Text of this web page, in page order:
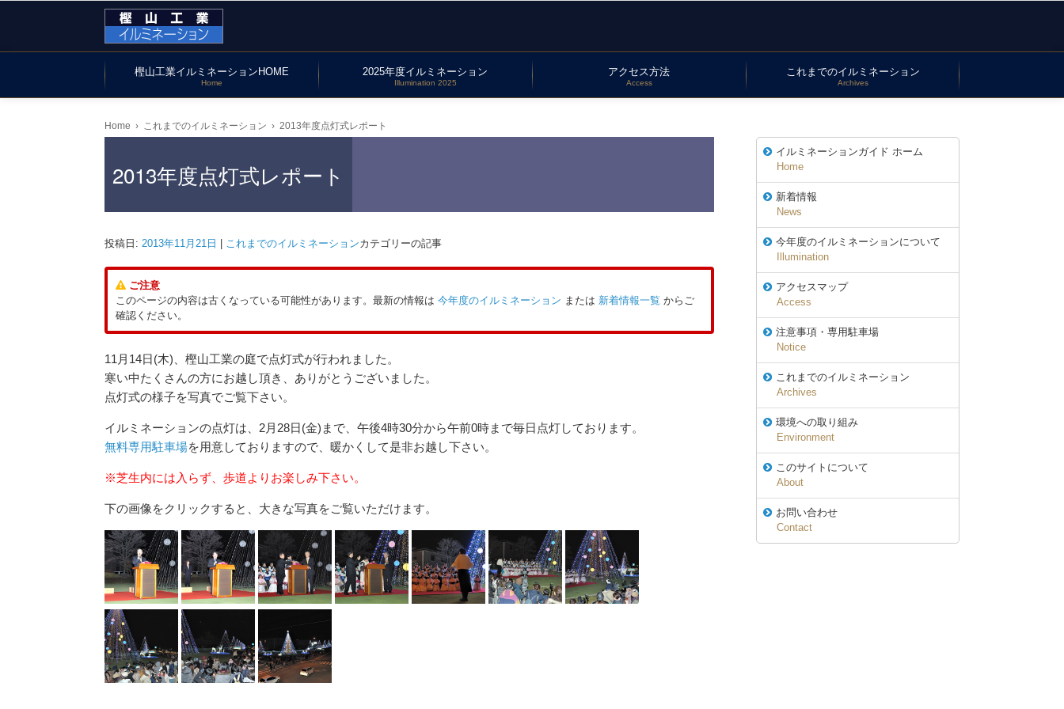
樫山工業イルミネーションHOME
Home
2025年度イルミネーション
Illumination 2025
アクセス方法
Access
これまでのイルミネーション
Archives
Home › これまでのイルミネーション › 2013年度点灯式レポート
2013年度点灯式レポート
投稿日: 2013年11月21日 これまでのイルミネーションカテゴリーの記事
ご注意
このページの内容は古くなっている可能性があります。最新の情報は 今年度のイルミネーション または 新着情報一覧 からご
確認ください。
11月14日(木)、樫山工業の庭で点灯式が行われました。
寒い中たくさんの方にお越し頂き、ありがとうございました。
点灯式の様子を写真でご覧下さい。
イルミネーションの点灯は、2月28日(金)まで、午後4時30分から午前0時まで毎日点灯しております。
無料専用駐車場を用意しておりますので、暖かくして是非お越し下さい。
※芝生内には入らず、歩道よりお楽しみ下さい。
下の画像をクリックすると、大きな写真をご覧いただけます。
イルミネーションガイド ホーム
Home
新着情報
News
今年度のイルミネーションについて
Illumination
アクセスマップ
Access
注意事項・専用駐車場
Notice
これまでのイルミネーション
Archives
環境への取り組み
Environment
このサイトについて
About
お問い合わせ
Contact